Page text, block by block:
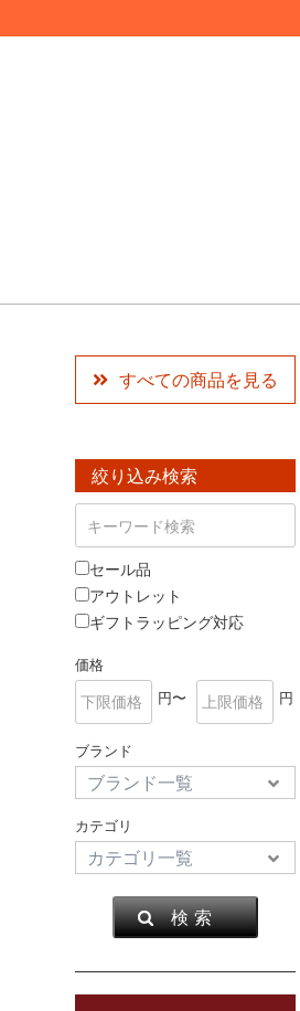
すべての商品を見る
絞り込み検索
セール品
アウトレット
ギフトラッピング対応
価格
円〜
円
ブランド
カテゴリ
検 索